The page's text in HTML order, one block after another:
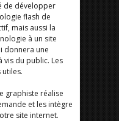
de développer
flash de
mais aussi la
à un site
donnera une
vis du public. Les
graphiste réalise
et les intègre
site internet.